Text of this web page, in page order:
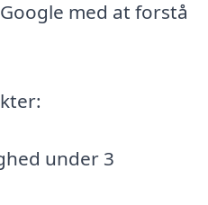
med at forstå
under 3